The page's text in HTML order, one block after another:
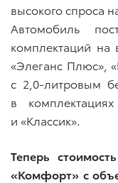
высокого спроса
Автомобиль
комплектаций
«Элеганс Плюс»,
c 2,0-литровым
в
и «Классик».
Теперь
«Комфорт» с